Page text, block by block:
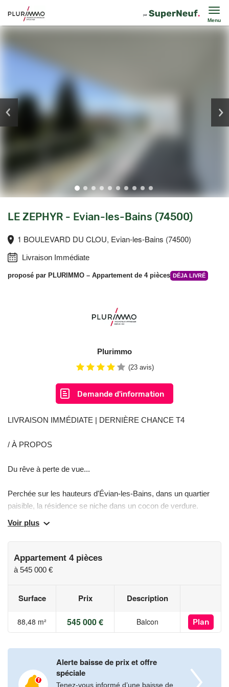
Menu
LE ZEPHYR - Evian-les-Bains (74500)
1 BOULEVARD DU CLOU, Evian-les-Bains (74500)
Livraison Immédiate
proposé par PLURIMMO – Appartement de 4 pièces DÉJA LIVRÉ
Plurimmo
(23 avis)
Demande d'information
LIVRAISON IMMÉDIATE | DERNIÈRE CHANCE T4
/ À PROPOS
Du rêve à perte de vue...
Perchée sur les hauteurs d'Évian-les-Bains, dans un quartier
paisible, la résidence se niche dans un cocon de verdure.
Quelques pas suffisent pour accéder à l'essentiel des
Blottie au coeur de son écrin verdoyant, elle dévoile 10
appartements seulement avec des vues à couper le souffle sur
des attentes.
/ CONFORT ET PRESTATIONS
Revêtements stratifiés
WC suspendu
Voir plus
Appartement 4 pièces
à 545 000 €
Surface Prix Description
88,48 m² 545 000 € Balcon Plan
Alerte baisse de prix et offre
spéciale
Tenez-vous informé d’une baisse de